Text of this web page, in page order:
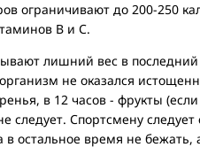
ограничивают до 200-250
В и С.
лишний вес в
не оказался
в 12 часов - фрукты
следует. Спортсмену
остальное время не бежать,